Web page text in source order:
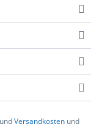
Versandkostenund